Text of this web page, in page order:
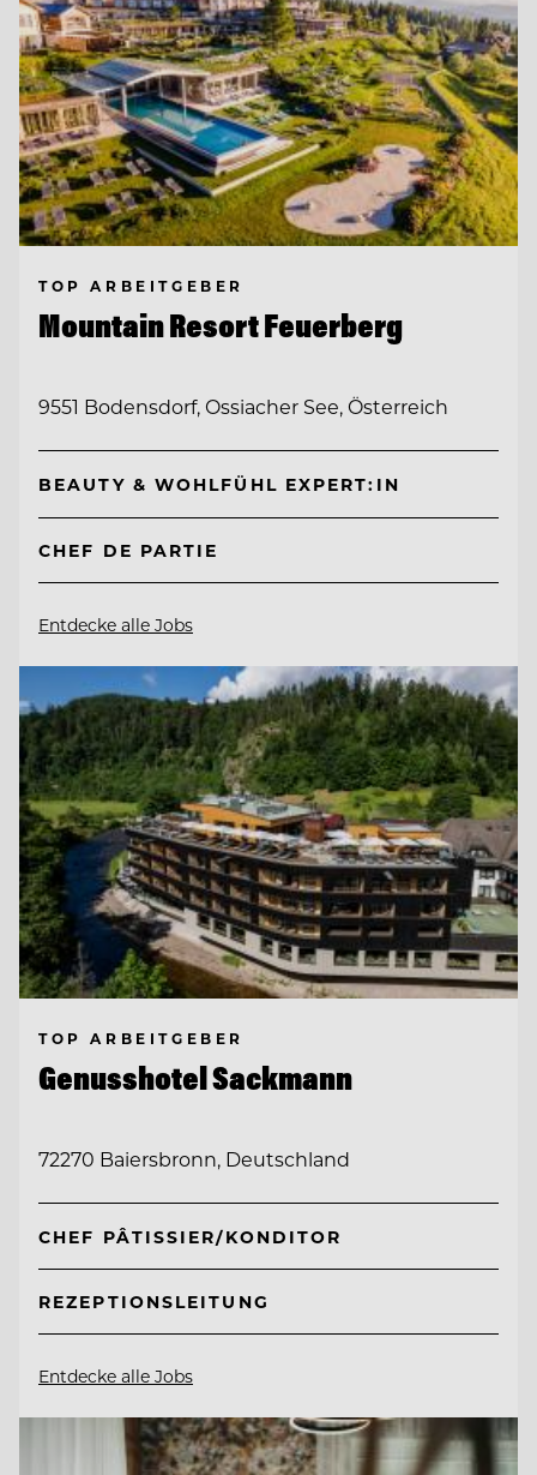
TOP ARBEITGEBER
Mountain Resort Feuerberg
9551 Bodensdorf, Ossiacher See, Österreich
BEAUTY & WOHLFÜHL EXPERT:IN
CHEF DE PARTIE
Entdecke alle Jobs
TOP ARBEITGEBER
Genusshotel Sackmann
72270 Baiersbronn, Deutschland
CHEF PÂTISSIER/KONDITOR
REZEPTIONSLEITUNG
Entdecke alle Jobs